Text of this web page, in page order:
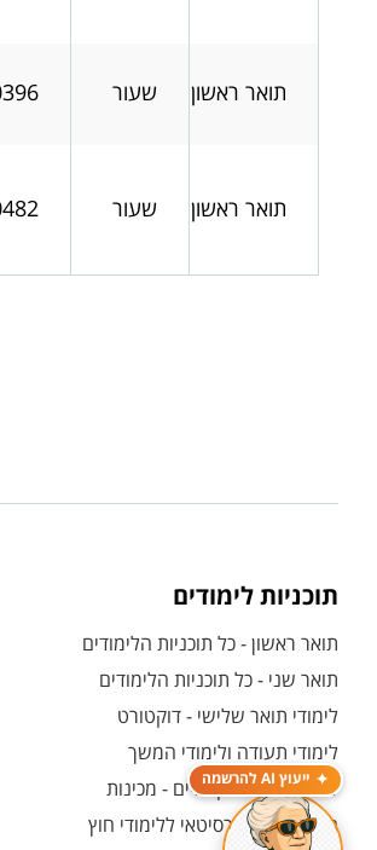
ייעוץ AI להרשמה
תואר ראשון שעור
תואר ראשון שעור
תוכניות לימודים
תואר ראשון - כל תוכניות הלימודים
תואר שני - כל תוכניות הלימודים
לימודי תואר שלישי - דוקטורט
לימודי תעודה ולימודי המשך
לימודים קדם אקדמיים - מכינות
המרכז האוניברסיטאי ללימודי חוץ